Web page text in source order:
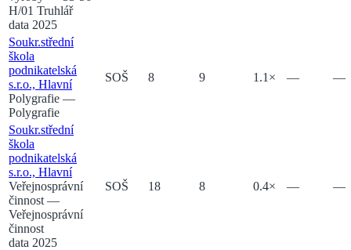
H/01 Truhlář
data 2025
Soukr.střední
škola
podnikatelská
s.r.o., Hlavní
Polygrafie —
Polygrafie
SOŠ 8 9 1.1 × — —
Soukr.střední
škola
podnikatelská
s.r.o., Hlavní
Veřejnosprávní
činnost —
Veřejnosprávní
činnost
data 2025
SOŠ 18 8 0.4× — —